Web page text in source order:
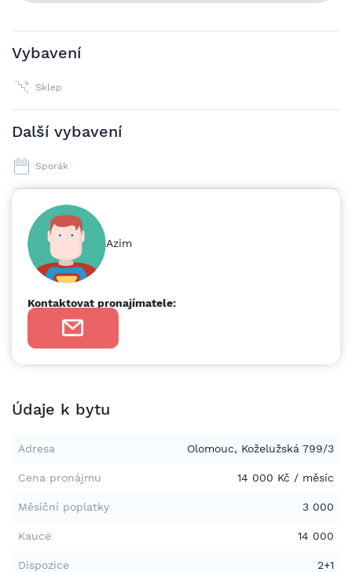
Vybavení
Sklep
Další vybavení
Sporák
Azim
Kontaktovat pronajímatele:
Údaje k bytu
Adresa Olomouc, Koželužská 799/3
Cena pronájmu 14 000 Kč / měsíc
Měsíční poplatky 3 000
Kauce 14 000
Dispozice 2+1